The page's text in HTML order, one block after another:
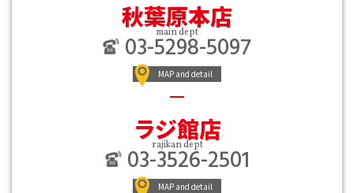
秋葉原本店
main dept
03-5298-5097
MAP and detail
ラジ館店
rajikan dept
03-3526-2501
MAP and detail